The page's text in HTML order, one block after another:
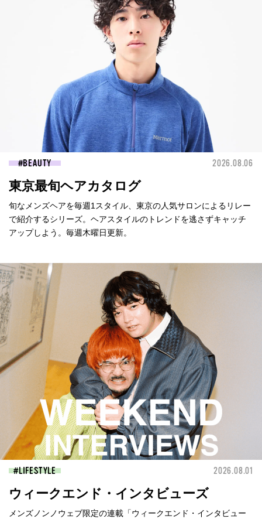
BEAUTY 2026.08.06
東京最旬ヘアカタログ
旬なメンズヘアを毎週1スタイル、東京の人気サロンによるリレー
で紹介するシリーズ。ヘアスタイルのトレンドを逃さずキャッチ
アップしよう。毎週木曜日更新。
LIFESTYLE 2026.08.01
ウィークエンド・インタビューズ
メンズノンノウェブ限定の連載「ウィークエンド・インタビュー